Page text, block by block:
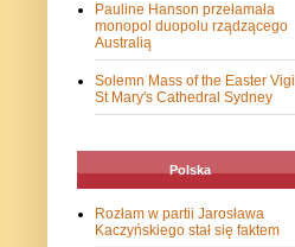
Pauline Hanson przełamała
monopol duopolu rządzącego
Australią
Solemn Mass of the Easter Vigil
St Mary's Cathedral Sydney
Polska
Rozłam w partii Jarosława
Kaczyńskiego stał się faktem